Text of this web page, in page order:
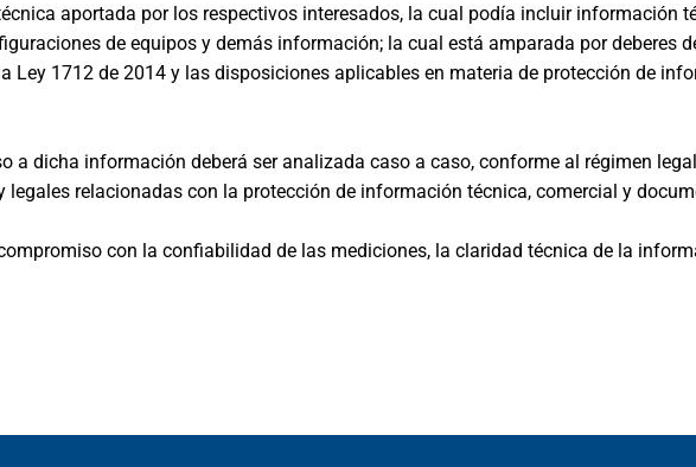
aportada por los respectivos interesados, la cual podía incluir información
de equipos y demás información; la cual está amparada por deberes
1712 de 2014 y las disposiciones aplicables en materia de protección de
a dicha información deberá ser analizada caso a caso, conforme al régimen
relacionadas con la protección de información técnica, comercial y
con la confiabilidad de las mediciones, la claridad técnica de la